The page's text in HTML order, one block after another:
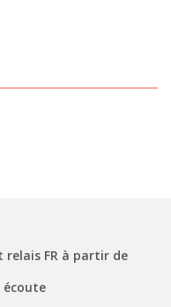
FR à partir de
écoute